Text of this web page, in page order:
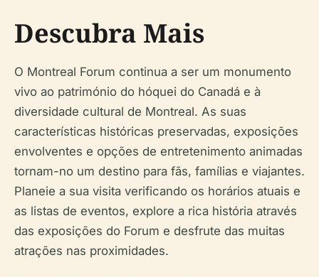
Descubra Mais
O Montreal Forum continua a ser um monumento
vivo ao património do hóquei do Canadá e à
diversidade cultural de Montreal. As suas
características históricas preservadas, exposições
envolventes e opções de entretenimento animadas
tornam-no um destino para fãs, famílias e viajantes.
Planeie a sua visita verificando os horários atuais e
as listas de eventos, explore a rica história através
das exposições do Forum e desfrute das muitas
atrações nas proximidades.